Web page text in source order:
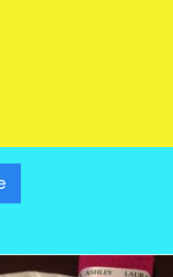
Sokken als cadeau